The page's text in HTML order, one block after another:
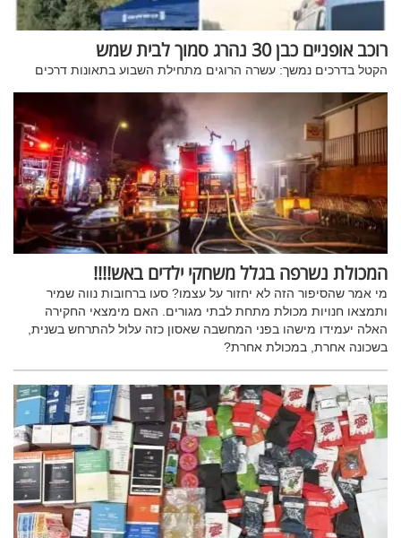
רוכב אופניים כבן 30 נהרג סמוך לבית שמש
הקטל בדרכים נמשך: עשרה הרוגים מתחילת השבוע בתאונות דרכים
המכולת נשרפה בגלל משחקי ילדים באש!!!!
מי אמר שהסיפור הזה לא יחזור על עצמו? סעו ברחובות נווה שמיר
ותמצאו חנויות מכולת מתחת לבתי מגורים. האם מימצאי החקירה
האלה יעמידו מישהו בפני המחשבה שאסון כזה עלול להתרחש בשנית,
בשכונה אחרת, במכולת אחרת?